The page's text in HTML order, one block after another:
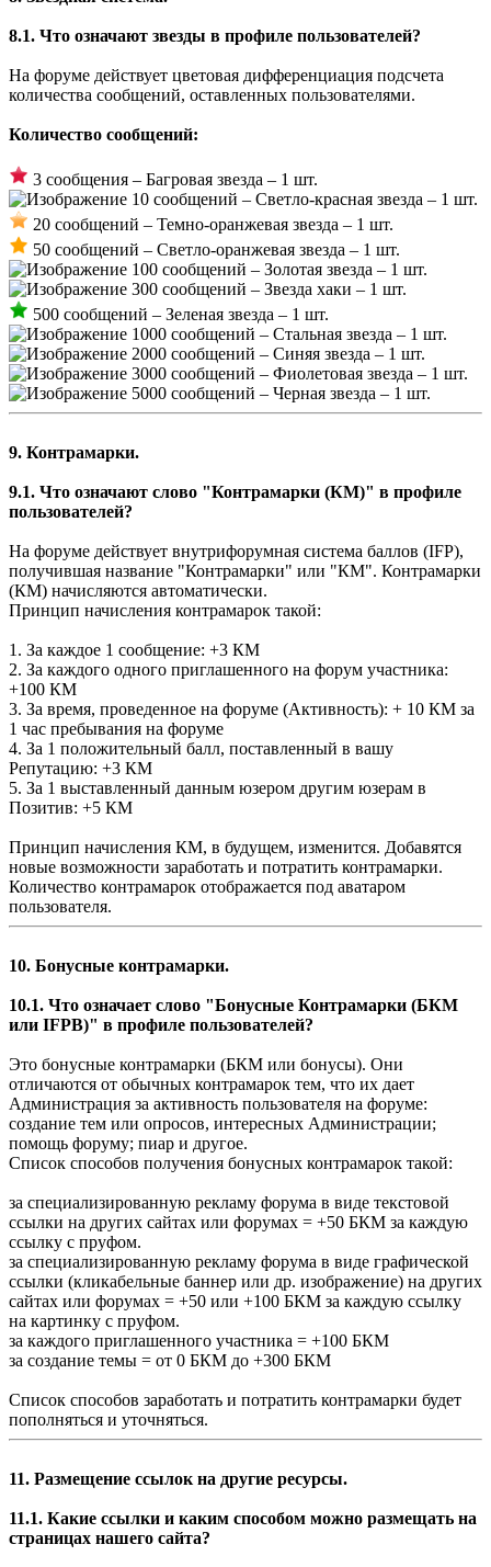
8.1. Что означают звезды в профиле пользователей?
На форуме действует цветовая дифференциация подсчета
количества сообщений, оставленных пользователями.
Количество сообщений:
3 сообщения – Багровая звезда – 1 шт.
10 сообщений – Светло-красная звезда – 1 шт.
20 сообщений – Темно-оранжевая звезда – 1 шт.
50 сообщений – Светло-оранжевая звезда – 1 шт.
100 сообщений – Золотая звезда – 1 шт.
300 сообщений – Звезда хаки – 1 шт.
500 сообщений – Зеленая звезда – 1 шт.
1000 сообщений – Стальная звезда – 1 шт.
2000 сообщений – Синяя звезда – 1 шт.
3000 сообщений – Фиолетовая звезда – 1 шт.
5000 сообщений – Черная звезда – 1 шт.
9. Контрамарки.
9.1. Что означают слово "Контрамарки (КМ)" в профиле
пользователей?
На форуме действует внутрифорумная система баллов (IFP),
получившая название "Контрамарки" или "КМ". Контрамарки
(КМ) начисляются автоматически.
Принцип начисления контрамарок такой:
1. За каждое 1 сообщение: +3 КМ
2. За каждого одного приглашенного на форум участника:
+100 КМ
3. За время, проведенное на форуме (Активность): + 10 КМ за
1 час пребывания на форуме
4. За 1 положительный балл, поставленный в вашу
Репутацию: +3 КМ
5. За 1 выставленный данным юзером другим юзерам в
Позитив: +5 КМ
Принцип начисления КМ, в будущем, изменится. Добавятся
новые возможности заработать и потратить контрамарки.
Количество контрамарок отображается под аватаром
пользователя.
10. Бонусные контрамарки.
10.1. Что означает слово "Бонусные Контрамарки (БКМ
или IFPB)" в профиле пользователей?
Это бонусные контрамарки (БКМ или бонусы). Они
отличаются от обычных контрамарок тем, что их дает
Администрация за активность пользователя на форуме:
создание тем или опросов, интересных Администрации;
помощь форуму; пиар и другое.
Список способов получения бонусных контрамарок такой:
за специализированную рекламу форума в виде текстовой
ссылки на других сайтах или форумах = +50 БКМ за каждую
ссылку с пруфом.
за специализированную рекламу форума в виде графической
ссылки (кликабельные баннер или др. изображение) на других
сайтах или форумах = +50 или +100 БКМ за каждую ссылку
на картинку с пруфом.
за каждого приглашенного участника = +100 БКМ
за создание темы = от 0 БКМ до +300 БКМ
Список способов заработать и потратить контрамарки будет
пополняться и уточняться.
11. Размещение ссылок на другие ресурсы.
11.1. Какие ссылки и каким способом можно размещать на
страницах нашего сайта?